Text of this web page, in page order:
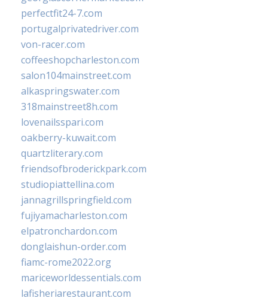
perfectfit24-7.com
portugalprivatedriver.com
von-racer.com
coffeeshopcharleston.com
salon104mainstreet.com
alkaspringswater.com
318mainstreet8h.com
lovenailsspari.com
oakberry-kuwait.com
quartzliterary.com
friendsofbroderickpark.com
studiopiattellina.com
jannagrillspringfield.com
fujiyamacharleston.com
elpatronchardon.com
donglaishun-order.com
fiamc-rome2022.org
mariceworldessentials.com
lafisheriarestaurant.com